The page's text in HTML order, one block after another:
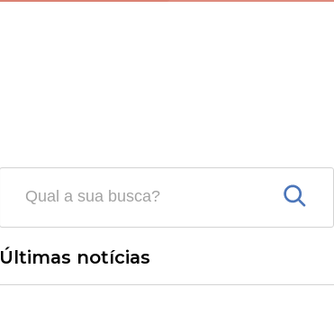
Últimas notícias